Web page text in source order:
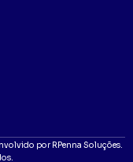
por RPenna Soluções.